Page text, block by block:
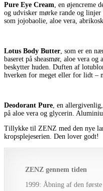
Pure Eye Cream , en øjencreme
og udvisker mørke rande og
som jojobaolie, aloe vera,
Lotus Body Butter , som er en
baseret på sheasmør, aloe vera
beskytter huden. Duften af
hverken for meget eller for lidt –
Deodorant Pure , en
på aloe vera og glycerin.
Tillykke til ZENZ med den nye
kropsplejeserien. Den lover godt!
ZENZ gennem tiden
1999: Åbning af den